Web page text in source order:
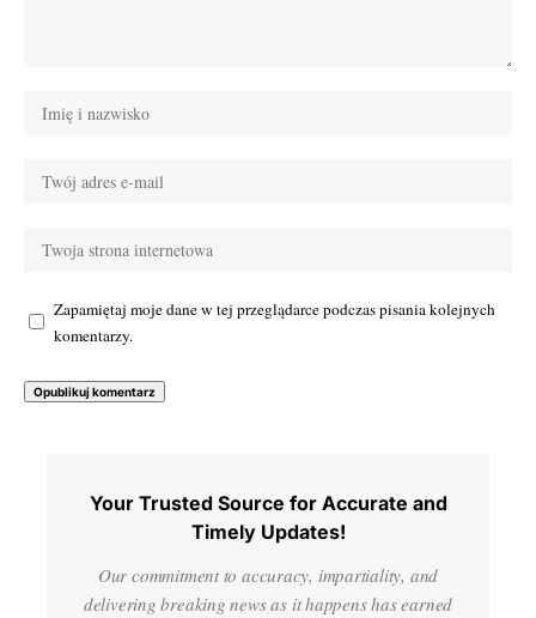
Zapamiętaj moje dane w tej przeglądarce podczas pisania kolejnych
komentarzy.
Your Trusted Source for Accurate and
Timely Updates!
Our commitment to accuracy, impartiality, and
delivering breaking news as it happens has earned